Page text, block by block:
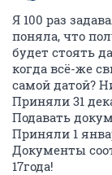
Я 100 раз
поняла, что
будет стоять
когда всё-же
самой датой?
Приняли 31
Подавать
Приняли 1
Документы
17года!